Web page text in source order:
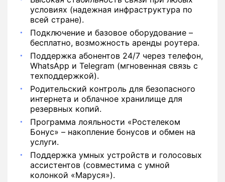
условиях (надежная инфраструктура по
всей стране).
Подключение и базовое оборудование –
бесплатно, возможность аренды роутера.
Поддержка абонентов 24/7 через телефон,
WhatsApp и Telegram (мгновенная связь с
техподдержкой).
Родительский контроль для безопасного
интернета и облачное хранилище для
резервных копий.
Программа лояльности «Ростелеком
Бонус» – накопление бонусов и обмен на
услуги.
Поддержка умных устройств и голосовых
ассистентов (совместима с умной
колонкой «Маруся»).